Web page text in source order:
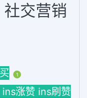
交营销
1
涨赞 ins刷赞